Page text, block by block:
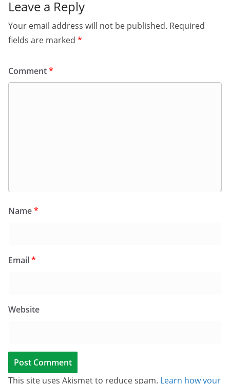
Leave a Reply
Your email address will not be published. Required
fields are marked *
Comment*
Name*
Email*
Website
This site uses Akismet to reduce spam. Learn how your